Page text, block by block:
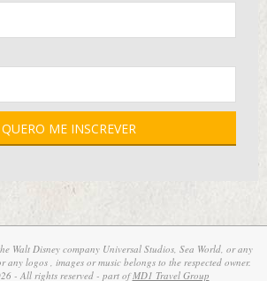
Walt Disney company Universal Studios, Sea World, or any
logos , images or music belongs to the respected owner.
- All rights reserved - part ofMD1 Travel Group